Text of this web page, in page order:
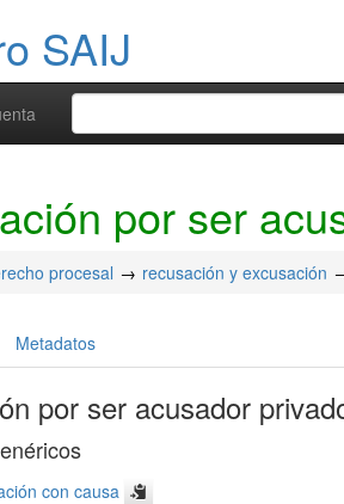
SAIJ
por ser
procesal recusación y excusación
Metadatos
por ser acusador
con causa